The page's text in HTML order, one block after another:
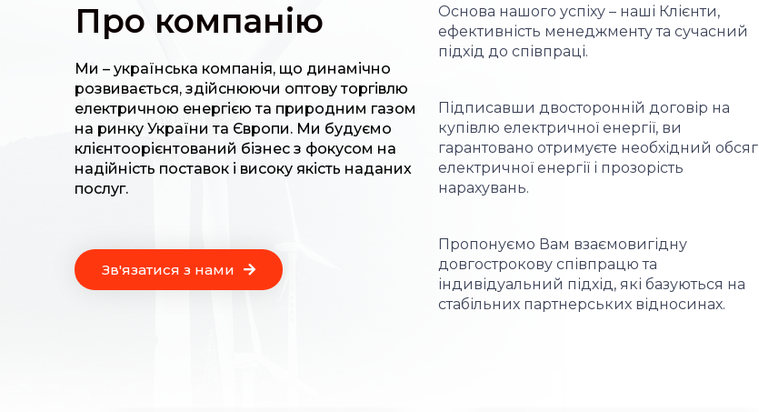
Про компанію
Ми – українська компанія, що динамічно
розвивається, здійснюючи оптову торгівлю
електричною енергією та природним газом
на ринку України та Європи. Ми будуємо
клієнтоорієнтований бізнес з фокусом на
надійність поставок і високу якість наданих
послуг.
Зв'язатися з нами
Основа нашого успіху – наші Клієнти,
ефективність менеджменту та сучасний
підхід до співпраці.
Підписавши двосторонній договір на
купівлю електричної енергії, ви
гарантовано отримуєте необхідний обсяг
електричної енергії і прозорість
нарахувань.
Пропонуємо Вам взаємовигідну
довгострокову співпрацю та
індивідуальний підхід, які базуються на
стабільних партнерських відносинах.